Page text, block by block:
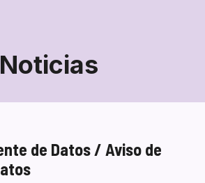
Noticias
de Datos / Aviso de